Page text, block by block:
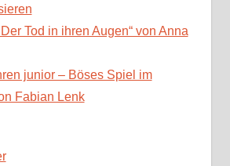
Tod in ihren Augen“ von Anna
junior – Böses Spiel im
Fabian Lenk